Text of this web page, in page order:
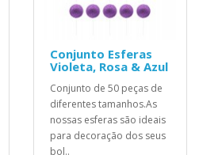
Conjunto Esferas
Violeta, Rosa & Azul
Conjunto de 50 peças de
diferentes tamanhos.As
nossas esferas são ideais
para decoração dos seus
bol..